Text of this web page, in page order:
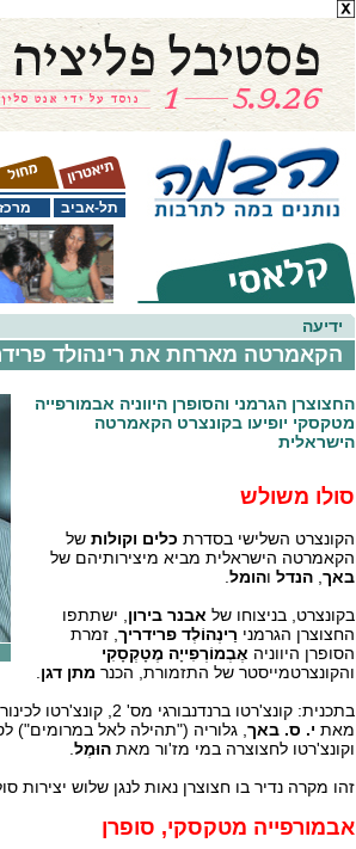
מרכז תל-אביב
ידיעה
הקאמרטה מארחת את רינהולד
החצוצרן הגרמני והסופרן היווניה אבמורפייה
מטקסקי יופיעו בקונצרט הקאמרטה
הישראלית
סולו משולש
הקונצרט השלישי בסדרת כלים וקולות של
הקאמרטה הישראלית מביא מיצירותיהם של
באך הנדל והומל
בקונצרט, בניצוחו של אבנר בירון , ישתתפו
החצוצרן הגרמני רַינְהוֹלְד פרידריך , זמרת
הסופרן היווניה אֶבְמוֹרְפִייָה מֶטָקְסָקִי
והקונצרטמייסטר של התזמורת, הכנר מתן דגן
מאת י. ס. באך , גלוריה ("תהילה לאל במרומים")
וקונצ'רטו לחצוצרה במי מז'ור מאת הוּמֶל
זהו מקרה נדיר בו חצוצרן נאות לנגן שלוש יצירות
אבמורפייה מטקסקי, סופרן